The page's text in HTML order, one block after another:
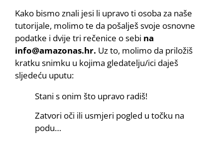
Kako bismo znali jesi li upravo ti osoba za naše
tutorijale, molimo te da pošalješ svoje osnovne
podatke i dvije tri rečenice o sebi na
info@amazonas.hr. Uz to, molimo da priložiš
kratku snimku u kojima gledatelju/ici daješ
sljedeću uputu:
Stani s onim što upravo radiš!
Zatvori oči ili usmjeri pogled u točku na
podu…